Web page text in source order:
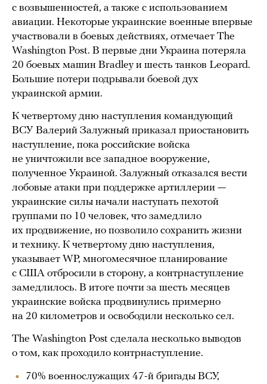
с возвышенностей, а также с использованием
авиации. Некоторые украинские военные впервые
участвовали в боевых действиях, отмечает The
Washington Post. В первые дни Украина потеряла
20 боевых машин Bradley и шесть танков Leopard.
Большие потери подрывали боевой дух
украинской армии.
К четвертому дню наступления командующий
ВСУ Валерий Залужный приказал приостановить
наступление, пока российские войска
не уничтожили все западное вооружение,
полученное Украиной. Залужный отказался вести
лобовые атаки при поддержке артиллерии —
украинские силы начали наступать пехотой
группами по 10 человек, что замедлило
их продвижение, но позволило сохранить жизни
и технику. К четвертому дню наступления,
указывает WP, многомесячное планирование
с США отбросили в сторону, а контрнаступление
замедлилось. В итоге почти за шесть месяцев
украинские войска продвинулись примерно
на 20 километров и освободили несколько сел.
The Washington Post сделала несколько выводов
о том, как проходило контрнаступление.
70% военнослужащих 47-й бригады ВСУ,